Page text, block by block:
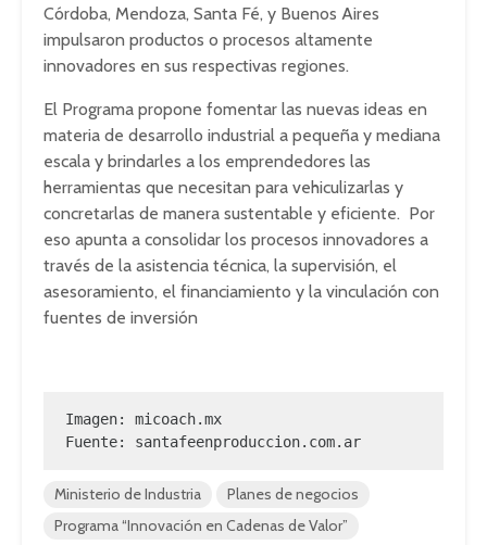
Córdoba, Mendoza, Santa Fé, y Buenos Aires
impulsaron productos o procesos altamente
innovadores en sus respectivas regiones.
El Programa propone fomentar las nuevas ideas en
materia de desarrollo industrial a pequeña y mediana
escala y brindarles a los emprendedores las
herramientas que necesitan para vehiculizarlas y
concretarlas de manera sustentable y eficiente. Por
eso apunta a consolidar los procesos innovadores a
través de la asistencia técnica, la supervisión, el
asesoramiento, el financiamiento y la vinculación con
fuentes de inversión
Imagen: micoach.mx
Fuente: santafeenproduccion.com.ar
Ministerio de Industria
Planes de negocios
Programa “Innovación en Cadenas de Valor”